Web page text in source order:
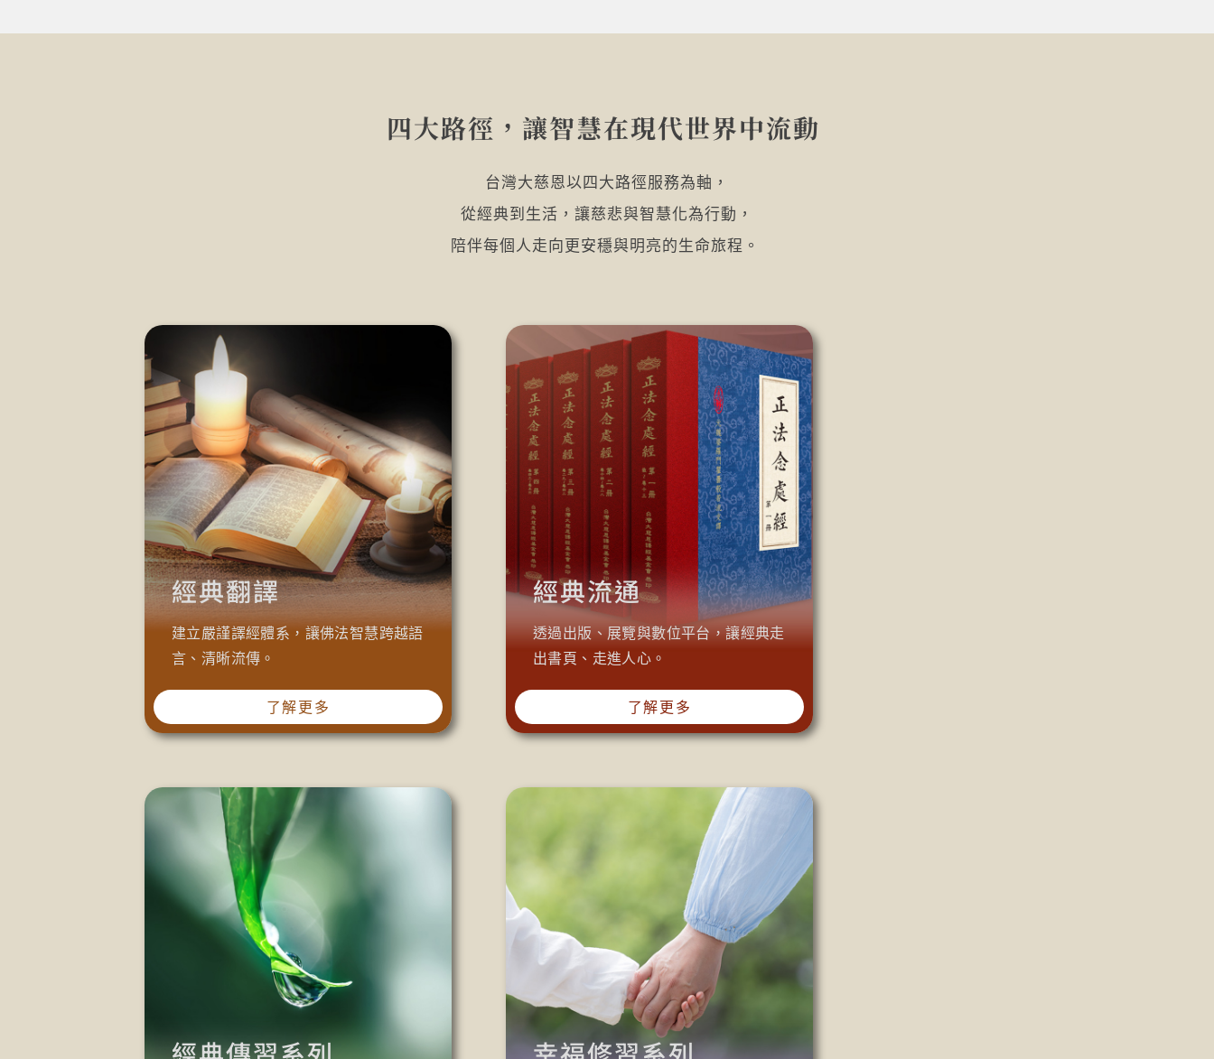
四大路徑，讓智慧在現代世界中流動
台灣大慈恩以四大路徑服務為軸，
從經典到生活，讓慈悲與智慧化為行動，
陪伴每個人走向更安穩與明亮的生命旅程。
經典翻譯
建立嚴謹譯經體系，讓佛法智慧跨越語
言、清晰流傳。
了解更多
經典流通
透過出版、展覽與數位平台，讓經典走
出書頁、走進人心。
了解更多